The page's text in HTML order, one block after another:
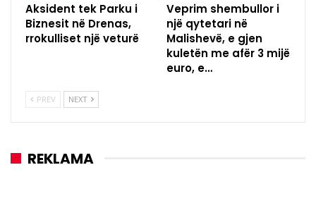
Aksident tek Parku i
Biznesit në Drenas,
rrokulliset një veturë
Veprim shembullor i
një qytetari në
Malishevë, e gjen
kuletën me afër 3 mijë
euro, e…
PREV NEXT
REKLAMA